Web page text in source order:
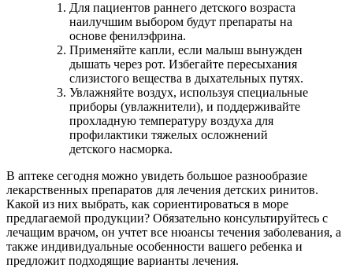
Для пациентов раннего детского возраста
наилучшим выбором будут препараты на
основе фенилэфрина.
Применяйте капли, если малыш вынужден
дышать через рот. Избегайте пересыхания
слизистого вещества в дыхательных путях.
Увлажняйте воздух, используя специальные
приборы (увлажнители), и поддерживайте
прохладную температуру воздуха для
профилактики тяжелых осложнений
детского насморка.
В аптеке сегодня можно увидеть большое разнообразие
лекарственных препаратов для лечения детских ринитов.
Какой из них выбрать, как сориентироваться в море
предлагаемой продукции? Обязательно консультируйтесь с
лечащим врачом, он учтет все нюансы течения заболевания, а
также индивидуальные особенности вашего ребенка и
предложит подходящие варианты лечения.